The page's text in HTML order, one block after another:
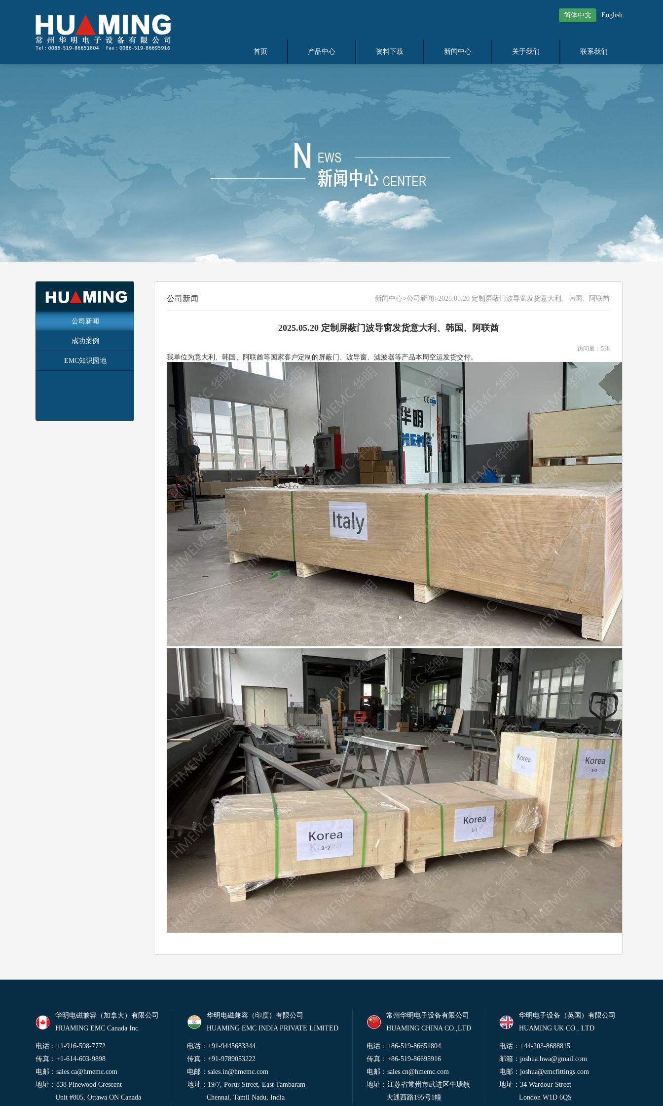
简体中文 English
首页 产品中心 资料下载 新闻中心 关于我们 联系我们
公司新闻
成功案例
EMC知识园地
公司新闻 新闻中心>公司新闻>2025.05.20 定制屏蔽门波导窗发货意大利、韩国、阿联酋
2025.05.20 定制屏蔽门波导窗发货意大利、韩国、阿联酋
访问量：538
我单位为意大利、韩国、阿联酋等国家客户定制的屏蔽门、波导窗、滤波器等产品本周空运发货交付。
华明电磁兼容（加拿大）有限公司
HUAMING EMC Canada Inc.
电话：+1-916-598-7772
传真：+1-614-603-9898
电邮： sales.ca@hmemc.com
地址：838 Pinewood Crescent
Unit #805, Ottawa ON Canada
华明电磁兼容（印度）有限公司
HUAMING EMC INDIA PRIVATE LIMITED
电话：+91-9445683344
传真：+91-9789053222
电邮： sales.in@hmemc.com
地址：19/7, Porur Street, East Tambaram
Chennai, Tamil Nadu, India
常州华明电子设备有限公司
HUAMING CHINA CO.,LTD
电话：+86-519-86651804
传真：+86-519-86695916
电邮： sales.cn@hmemc.com
地址：江苏省常州市武进区牛塘镇
大通西路195号1幢
华明电子设备（英国）有限公司
HUAMING UK CO., LTD
电话：+44-203-8688815
邮箱： joshua.hwa@gmail.com
电邮： joshua@emcfittings.com
地址：34 Wardour Street
London W1D 6QS